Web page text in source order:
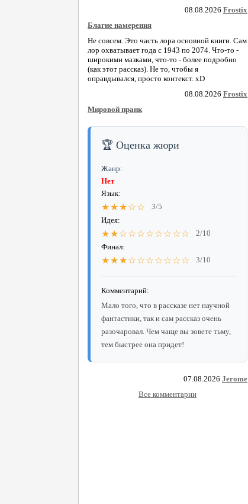
08.08.2026 Frostix
Благие намерения
Не совсем. Это часть лора основной книги. Сам
лор охватывает года с 1943 по 2074. Что-то -
широкими мазками, что-то - более подробно
(как этот рассказ). Не то, чтобы я
оправдывался, просто контекст. xD
08.08.2026 Frostix
Мировой пранк
🏆 Оценка жюри
Жанр:
Нет
Язык:
★★★☆☆
3/5
Идея:
★★☆☆☆☆☆☆☆☆
2/10
Финал:
★★★☆☆☆☆☆☆☆ 3/10
Комментарий:
Мало того, что в рассказе нет научной
фантастики, так и сам рассказ очень
разочаровал. Чем чаще вы зовете тьму,
тем быстрее она придет!
07.08.2026 Jerome
Все комментарии